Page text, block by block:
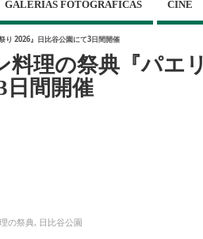
GALERÍAS FOTOGRÁFICAS CINE
り 2026』日比谷公園にて3日間開催
料理の祭典『パエリ
日間開催
の祭典, 日比谷公園